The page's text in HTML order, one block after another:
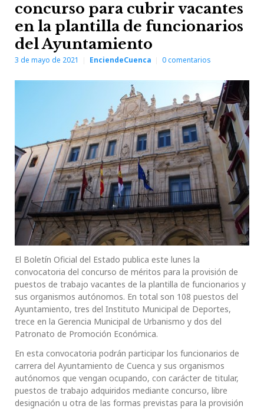
concurso para cubrir vacantes
en la plantilla de funcionarios
del Ayuntamiento
3 de mayo de 2021 EnciendeCuenca 0comentarios
El Boletín Oficial del Estado publica este lunes la
convocatoria del concurso de méritos para la provisión de
puestos de trabajo vacantes de la plantilla de funcionarios y
sus organismos autónomos. En total son 108 puestos del
Ayuntamiento, tres del Instituto Municipal de Deportes,
trece en la Gerencia Municipal de Urbanismo y dos del
Patronato de Promoción Económica.
En esta convocatoria podrán participar los funcionarios de
carrera del Ayuntamiento de Cuenca y sus organismos
autónomos que vengan ocupando, con carácter de titular,
puestos de trabajo adquiridos mediante concurso, libre
designación u otra de las formas previstas para la provisión